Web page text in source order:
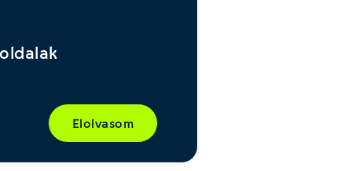
Elolvasom